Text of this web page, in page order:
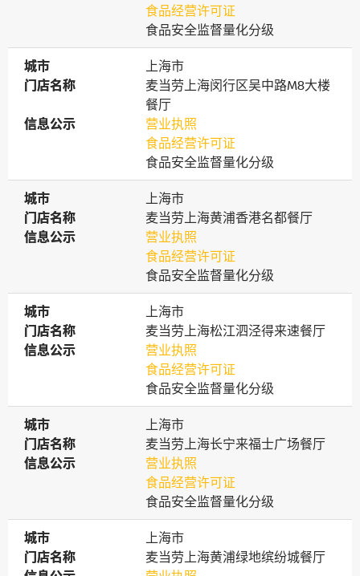
食品经营许可证
食品安全监督量化分级
城市
城市
上海市
门店名称
门店名称
麦当劳上海闵行区吴中路M8大楼
餐厅
信息公示
信息公示
营业执照
食品经营许可证
食品安全监督量化分级
城市
城市
上海市
门店名称
门店名称
麦当劳上海黄浦香港名都餐厅
信息公示
信息公示
营业执照
食品经营许可证
食品安全监督量化分级
城市
城市
上海市
门店名称
门店名称
麦当劳上海松江泗泾得来速餐厅
信息公示
信息公示
营业执照
食品经营许可证
食品安全监督量化分级
城市
城市
上海市
门店名称
门店名称
麦当劳上海长宁来福士广场餐厅
信息公示
信息公示
营业执照
食品经营许可证
食品安全监督量化分级
城市
城市
上海市
门店名称
门店名称
麦当劳上海黄浦绿地缤纷城餐厅